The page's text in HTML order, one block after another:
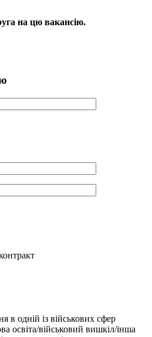
на цю вакансію.
в одній із військових сфер
освіта/військовий вишкіл/інша